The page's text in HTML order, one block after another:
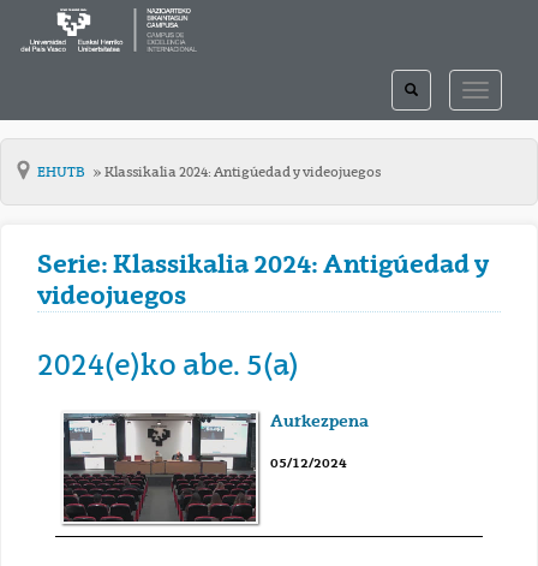
TOGGLE
TOGGLE
SEARCH
EHUTB Klassikalia 2024: Antigúedad y videojuegos
Serie: Klassikalia 2024: Antigúedad y
videojuegos
2024(e)ko abe. 5(a)
Aurkezpena
05/12/2024